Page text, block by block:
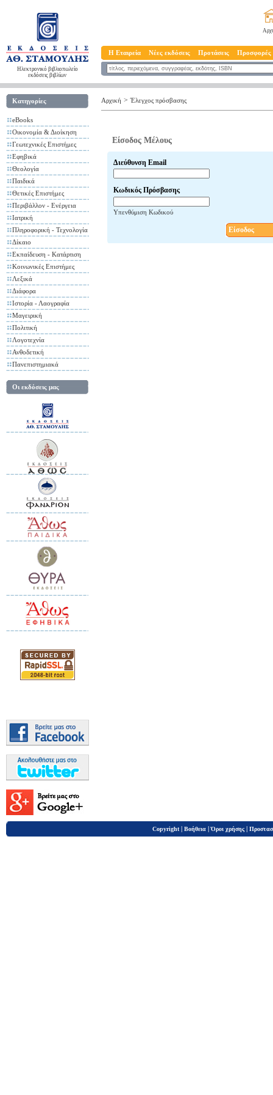
Ηλεκτρονικό βιβλιοπωλείο
εκδόσεις βιβλίων
Η Εταιρεία Νέες εκδόσεις Προτάσεις Προσφορές
Κατηγορίες
eBooks
Οικονομία & Διοίκηση
Γεωτεχνικές Επιστήμες
Εφηβικά
Θεολογία
Παιδικά
Θετικές Επιστήμες
Περιβάλλον - Ενέργεια
Ιατρική
Πληροφορική - Τεχνολογία
Δίκαιο
Εκπαίδευση - Κατάρτιση
Κοινωνικές Επιστήμες
Λεξικά
Διάφορα
Ιστορία - Λαογραφία
Μαγειρική
Πολιτική
Λογοτεχνία
Ανθοδετική
Πανεπιστημιακά
Οι εκδόσεις μας
Αρχική > Έλεγχος πρόσβασης
Είσοδος Μέλους
Διεύθυνση Email
Κωδικός Πρόσβασης
Υπενθύμιση Κωδικού
Είσοδος
Copyright | Βοήθεια |Όροι χρήσης |